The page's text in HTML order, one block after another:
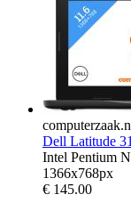
Dell Latitude
Intel Pentium
1366x768px
€ 145.00